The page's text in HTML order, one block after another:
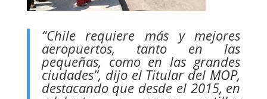
“Chile requiere más y mejores
aeropuertos, tanto en las
pequeñas, como en las grandes
ciudades”, dijo el Titular del MOP,
destacando que desde el 2015, en